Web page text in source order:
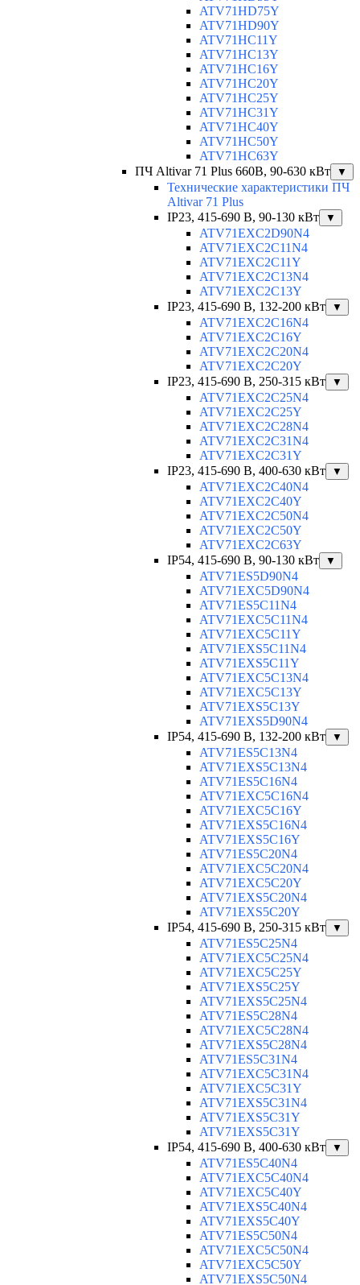
ATV71HD75Y
ATV71HD90Y
ATV71HC11Y
ATV71HC13Y
ATV71HC16Y
ATV71HC20Y
ATV71HC25Y
ATV71HC31Y
ATV71HC40Y
ATV71HC50Y
ATV71HC63Y
ПЧ Altivar 71 Plus 660В, 90-630 кВт
▼
Технические характеристики ПЧ
Altivar 71 Plus
IP23, 415-690 B, 90-130 кВт
▼
ATV71EXC2D90N4
ATV71EXC2C11N4
ATV71EXC2C11Y
ATV71EXC2C13N4
ATV71EXC2C13Y
IP23, 415-690 B, 132-200 кВт
▼
ATV71EXC2C16N4
ATV71EXC2C16Y
ATV71EXC2C20N4
ATV71EXC2C20Y
IP23, 415-690 B, 250-315 кВт
▼
ATV71EXC2C25N4
ATV71EXC2C25Y
ATV71EXC2C28N4
ATV71EXC2C31N4
ATV71EXC2C31Y
IP23, 415-690 B, 400-630 кВт
▼
ATV71EXC2C40N4
ATV71EXC2C40Y
ATV71EXC2C50N4
ATV71EXC2C50Y
ATV71EXC2C63Y
IP54, 415-690 B, 90-130 кВт
▼
ATV71ES5D90N4
ATV71EXC5D90N4
ATV71ES5C11N4
ATV71EXC5C11N4
ATV71EXC5C11Y
ATV71EXS5C11N4
ATV71EXS5C11Y
ATV71EXC5C13N4
ATV71EXC5C13Y
ATV71EXS5C13Y
ATV71EXS5D90N4
IP54, 415-690 B, 132-200 кВт
▼
ATV71ES5C13N4
ATV71EXS5C13N4
ATV71ES5C16N4
ATV71EXC5C16N4
ATV71EXC5C16Y
ATV71EXS5C16N4
ATV71EXS5C16Y
ATV71ES5C20N4
ATV71EXC5C20N4
ATV71EXC5C20Y
ATV71EXS5C20N4
ATV71EXS5C20Y
IP54, 415-690 B, 250-315 кВт
▼
ATV71ES5C25N4
ATV71EXC5C25N4
ATV71EXC5C25Y
ATV71EXS5C25Y
ATV71EXS5C25N4
ATV71ES5C28N4
ATV71EXC5C28N4
ATV71EXS5C28N4
ATV71ES5C31N4
ATV71EXC5C31N4
ATV71EXC5C31Y
ATV71EXS5C31N4
ATV71EXS5C31Y
ATV71EXS5C31Y
IP54, 415-690 B, 400-630 кВт
▼
ATV71ES5C40N4
ATV71EXC5C40N4
ATV71EXC5C40Y
ATV71EXS5C40N4
ATV71EXS5C40Y
ATV71ES5C50N4
ATV71EXC5C50N4
ATV71EXC5C50Y
ATV71EXS5C50N4